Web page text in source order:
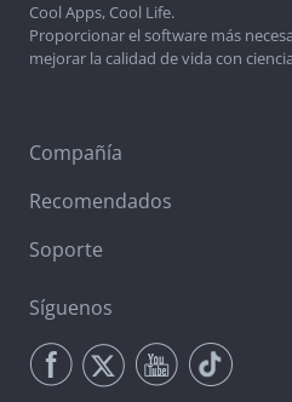
Cool Apps, Cool Life.
Proporcionar el software más
mejorar la calidad de vida con
Compañía
Recomendados
Soporte
Síguenos